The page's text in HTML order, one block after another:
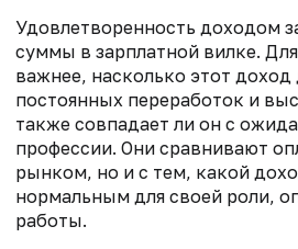
Удовлетворенность доходом
суммы в зарплатной вилке.
важнее, насколько этот
постоянных переработок и
также совпадает ли он с
профессии. Они сравнивают
рынком, но и с тем, какой
нормальным для своей роли,
работы.